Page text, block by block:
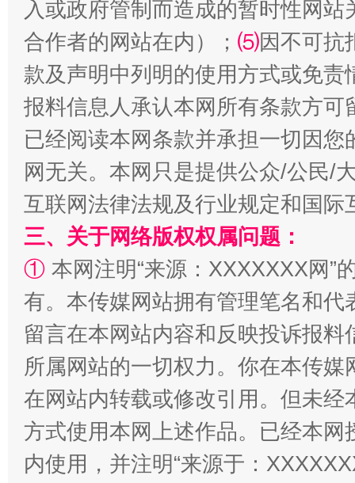
全民健身五年计划来了！等你上场
阿坝州三大球赛在茂县开幕 规模
入或政府管制而造成的暂时性网
合作者的网站在内）； ⑸因不可抗
款及声明中列明的使用方式或免责
报料信息人承认本网所有条款方
已经阅读本网条款并承担一切因
网无关。本网只是提供公众/公民/
互联网法律法规及行业规定和国
三、关于网络版权权属问题：
① 本网注明“来源：XXXXXXX网”
有。本传媒网站拥有管理笔名和
留言在本网站内容和反映投诉报
所属网站的一切权力。你在本传
在网站内转载或修改引用。但未
方式使用本网上述作品。已经本
内使用，并注明“来源于：